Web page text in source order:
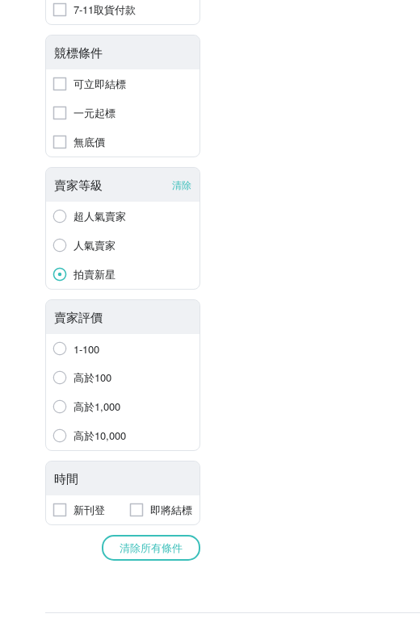
7-11取貨付款
競標條件
可立即結標
一元起標
無底價
賣家等級 清除
超人氣賣家
人氣賣家
拍賣新星
賣家評價
1-100
高於100
高於1,000
高於10,000
時間
新刊登 即將結標
清除所有條件